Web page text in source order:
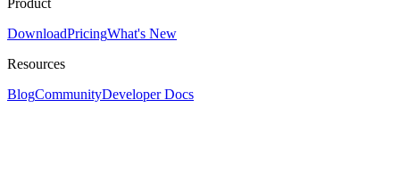
Product
DownloadPricingWhat's New
Resources
BlogCommunityDeveloper Docs